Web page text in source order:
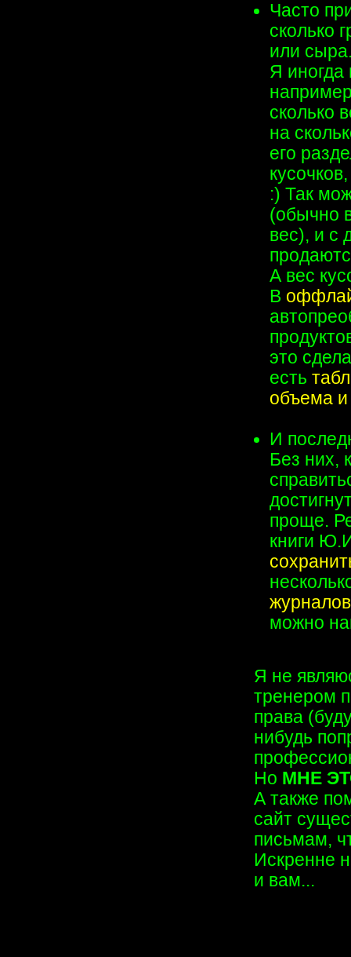
Часто
сколько
или
Я иногда
сколько
на
его
:) Так
(обычно
вес), и с
А вес
В
это
есть
объема
И
Без них,
проще.
книги
журналов
можно
Я не
тренером
права
нибудь
Но МНЕ
А также
сайт
письмам,
Искренне
и вам...